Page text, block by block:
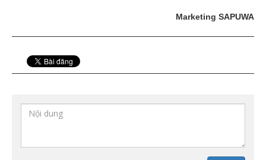
Marketing SAPUWA